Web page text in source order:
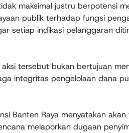
maksimal justru berpotensi
publik terhadap fungsi
setiap indikasi pelanggaran
tersebut bukan bertujuan
integritas pengelolaan dana
Banten Raya menyatakan
melaporkan dugaan